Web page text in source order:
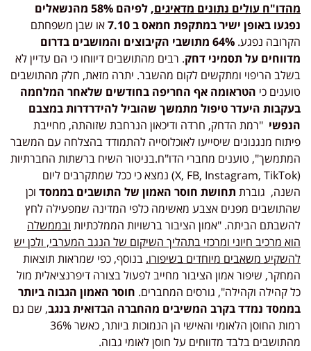
מהדו"ח עולים נתונים מדאיגים
, לפיהם 58% מהנשאלים
נפגעו באופן ישיר במתקפת חמאס ב 7.10
או שבן משפחתם
הקרובה נפגע.
64% מתושבי הקיבוצים והמושבים בדרום
מדווחים על תסמיני דחק. רבים מהתושבים דיווחו כי הם עדיין לא
בשלב הריפוי ומתקשים לקום מהשבר. יתרה מזאת, חלק מהתושבים
טוענים כי הטראומה אף החריפה בחודשים שלאחר המלחמה
בעקבות היעדר טיפול מתמשך שהוביל להידרדרות במצבם
הנפשי "רמת הדחק, חרדה ודיכאון הנרחבת שזוהתה, מחייבת
פיתוח מנגנונים שיסייעו לאוכלוסייה להתמודד בהצלחה עם המשבר
המתמשך", טוענים מחברי הדו"ח.בניטור השיח ברשתות החברתיות
(X, FB, Instagram, TikTok) נמצא כי ככל שמתקרבים ליום
השנה, גוברת תחושת חוסר האמון של התושבים בממסד וכן
שהתושבים מפנים אצבע מאשימה כלפי המדינה שמפעילה לחץ
להשבתם הביתה. "אמון הציבור ברשויות הממלכתיות ובממשלה
הוא מרכיב חיוני ומרכזי בתהליך השיקום של הנגב המערבי, ולכן יש
להשקיע משאבים מיוחדים בשיפורו. בנוסף, כפי שמראות תוצאות
המחקר, שיפור אמון הציבור מחייב לפעול בצורה דיפרנציאלית מול
כל קהילה וקהילה", גורסים המחברים. חוסר האמון הגבוה ביותר
בממסד נמדד בקרב המשיבים מהחברה הבדואית בנגב, שם גם
רמות החוסן הלאומי והאישי הן הנמוכות ביותר, כאשר 36%
מהתושבים בלבד מדווחים על חוסן לאומי גבוה.